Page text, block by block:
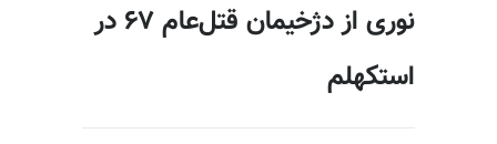
نوری از دژخیمان قتل‌عام ۶۷ در
استکهلم